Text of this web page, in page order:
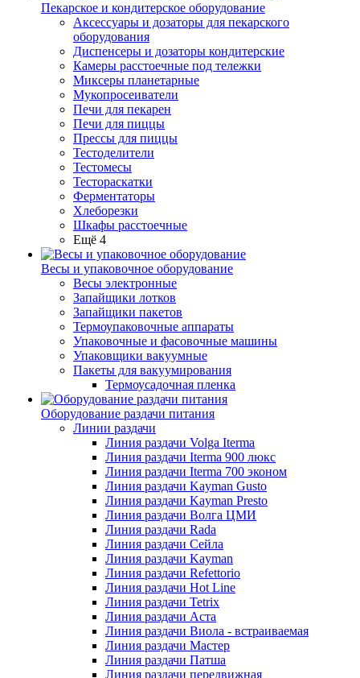
Пекарское и кондитерское оборудование
Аксессуары и дозаторы для пекарского
оборудования
Диспенсеры и дозаторы кондитерские
Камеры расстоечные под тележки
Миксеры планетарные
Мукопросеиватели
Печи для пекарен
Печи для пиццы
Прессы для пиццы
Тестоделители
Тестомесы
Тестораскатки
Ферментаторы
Хлеборезки
Шкафы расстоечные
Ещё 4
Весы и упаковочное оборудование
Весы электронные
Запайщики лотков
Запайщики пакетов
Термоупаковочные аппараты
Упаковочные и фасовочные машины
Упаковщики вакуумные
Пакеты для вакуумирования
Термоусадочная пленка
Оборудование раздачи питания
Линии раздачи
Линия раздачи Volga Iterma
Линия раздачи Iterma 900 люкс
Линия раздачи Iterma 700 эконом
Линия раздачи Kayman Gusto
Линия раздачи Kayman Presto
Линия раздачи Волга ЦМИ
Линия раздачи Rada
Линия раздачи Сейла
Линия раздачи Kayman
Линия раздачи Refettorio
Линия раздачи Hot Line
Линия раздачи Tetrix
Линия раздачи Аста
Линия раздачи Виола - встраиваемая
Линия раздачи Мастер
Линия раздачи Патша
Линия раздачи передвижная